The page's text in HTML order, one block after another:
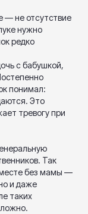
— не отсутствие
нужно
редко
с бабушкой,
понимал:
Это
тревогу при
Так
месте без мамы —
и даже
таких